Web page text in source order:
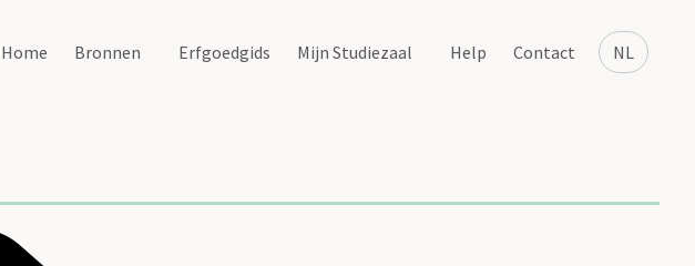
NL
Home Bronnen Erfgoedgids Mijn Studiezaal Help Contact